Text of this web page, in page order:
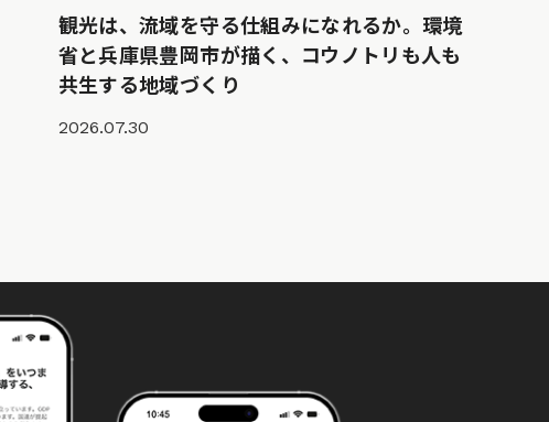
観光は、流域を守る仕組みになれるか。環境
省と兵庫県豊岡市が描く、コウノトリも人も
共生する地域づくり
2026.07.30